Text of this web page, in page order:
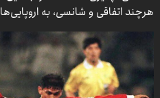
هرچند اتفاقی و شانسی، به